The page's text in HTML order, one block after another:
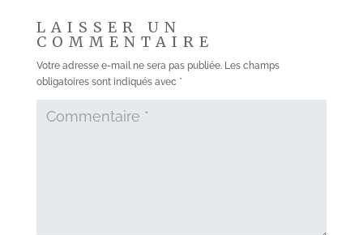
LAISSER UN
COMMENTAIRE
Votre adresse e-mail ne sera pas publiée. Les champs
obligatoires sont indiqués avec *